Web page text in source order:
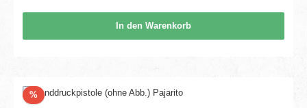
In den Warenkorb
%Rabatt